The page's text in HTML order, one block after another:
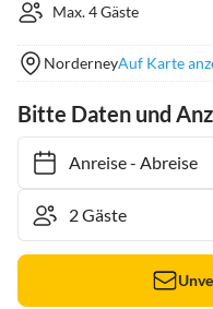
Max. 4 Gäste
NorderneyAuf Karte
Bitte Daten und
Anreise- Abreise